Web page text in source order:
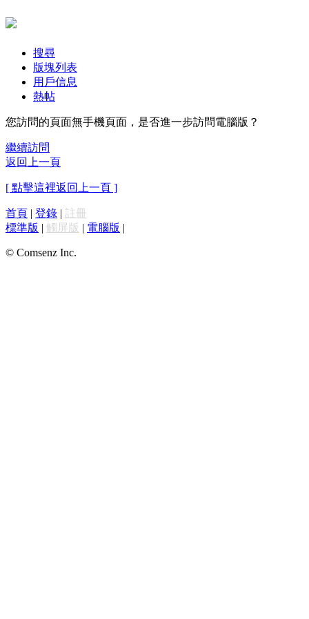
搜尋
版塊列表
用戶信息
熱帖
您訪問的頁面無手機頁面，是否進一步訪問電腦版？
繼續訪問
返回上一頁
[ 點擊這裡返回上一頁 ]
首頁 | 登錄 | 註冊
標準版 | 觸屏版 | 電腦版 |
© Comsenz Inc.